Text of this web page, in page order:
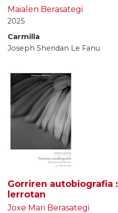
Maialen Berasategi
2025
Carmilla
Joseph Sheridan Le Fanu
Gorriren autobiografia
lerrotan
Joxe Mari Berasategi